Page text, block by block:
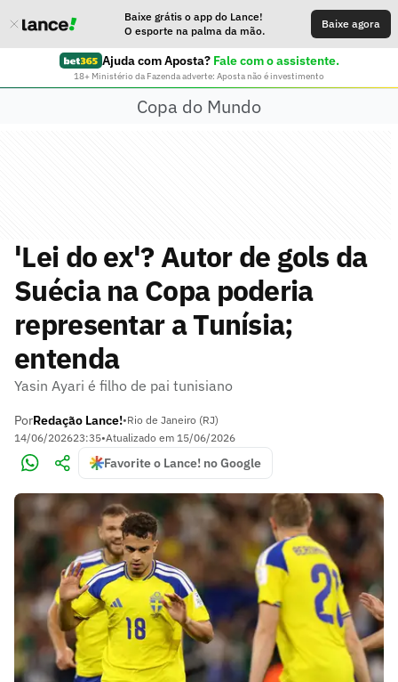
Baixe grátis o app do Lance!
O esporte na palma da mão.
Baixe agora
Ajuda com Aposta? Fale com o assistente.
18+ Ministério da Fazenda adverte: Aposta não é investimento
Copa do Mundo
'Lei do ex'? Autor de gols da
Suécia na Copa poderia
representar a Tunísia;
entenda
Yasin Ayari é filho de pai tunisiano
PorRedação Lance!•Rio de Janeiro (RJ)
14/06/202623:35•Atualizado em 15/06/2026
Favorite o Lance! no Google